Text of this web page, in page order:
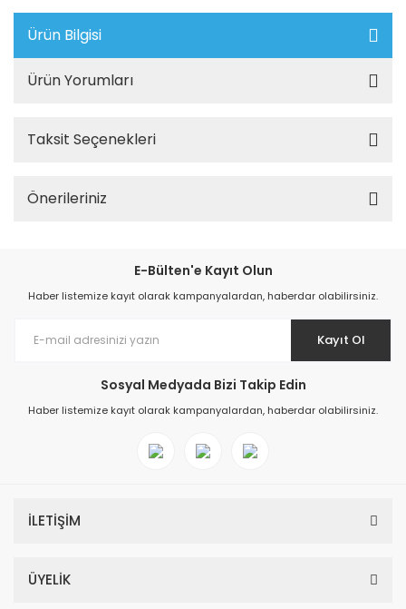
Ürün Bilgisi
Ürün Yorumları
Taksit Seçenekleri
Önerileriniz
E-Bülten'e Kayıt Olun
Haber listemize kayıt olarak kampanyalardan, haberdar olabilirsiniz.
Kayıt Ol
Sosyal Medyada Bizi Takip Edin
Haber listemize kayıt olarak kampanyalardan, haberdar olabilirsiniz.
İLETİŞİM
ÜYELİK